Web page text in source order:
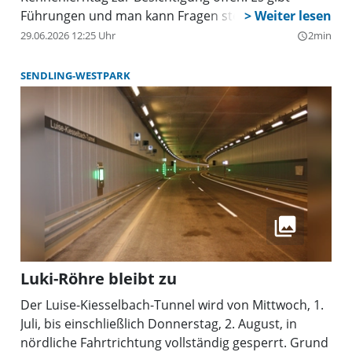
Führungen und man kann Fragen stellen.
29.06.2026 12:25 Uhr query_builder2min
SENDLING-WESTPARK
Luki-Röhre bleibt zu
Der Luise-Kiesselbach-Tunnel wird von Mittwoch, 1.
Juli, bis einschließlich Donnerstag, 2. August, in
nördliche Fahrtrichtung vollständig gesperrt. Grund